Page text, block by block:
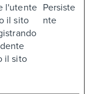
l'utente
il sito
il sito
Persiste
nte